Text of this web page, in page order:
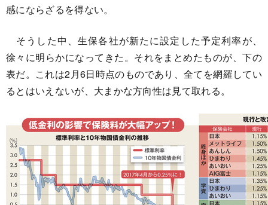
感にならざるを得ない。
そうした中、生保各社が新たに設定した予定利率が、
徐々に明らかになってきた。それをまとめたものが、下の
表だ。これは2月6日時点のものであり、全てを網羅してい
るとはいえないが、大まかな方向性は見て取れる。